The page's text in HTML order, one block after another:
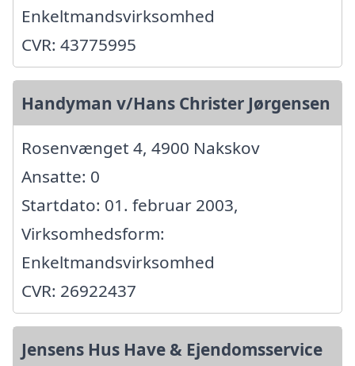
Enkeltmandsvirksomhed
CVR: 43775995
Handyman v/Hans Christer Jørgensen
Rosenvænget 4, 4900 Nakskov
Ansatte: 0
Startdato: 01. februar 2003,
Virksomhedsform:
Enkeltmandsvirksomhed
CVR: 26922437
Jensens Hus Have & Ejendomsservice